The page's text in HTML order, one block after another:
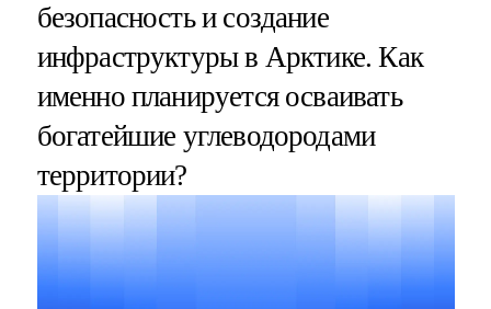
безопасность и создание
инфраструктуры в Арктике. Как
именно планируется осваивать
богатейшие углеводородами
территории?